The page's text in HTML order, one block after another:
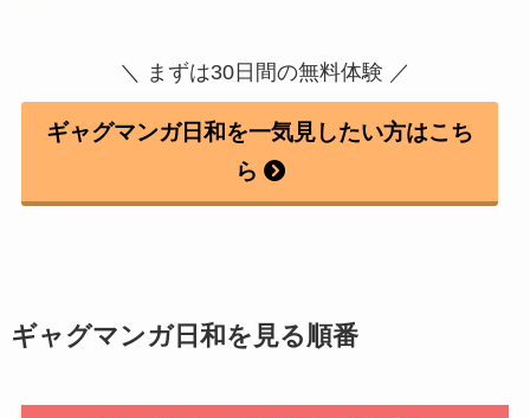
＼ まずは30日間の無料体験 ／
ギャグマンガ日和を一気見したい方はこち
ら
ギャグマンガ日和を見る順番